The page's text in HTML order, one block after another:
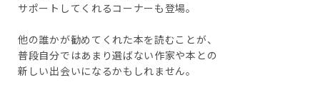
サポートしてくれるコーナーも登場。
他の誰かが勧めてくれた本を読むことが、
普段自分ではあまり選ばない作家や本との
新しい出会いになるかもしれません。